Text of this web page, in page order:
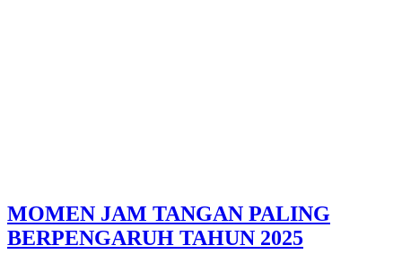
MOMEN JAM TANGAN PALING
BERPENGARUH TAHUN 2025